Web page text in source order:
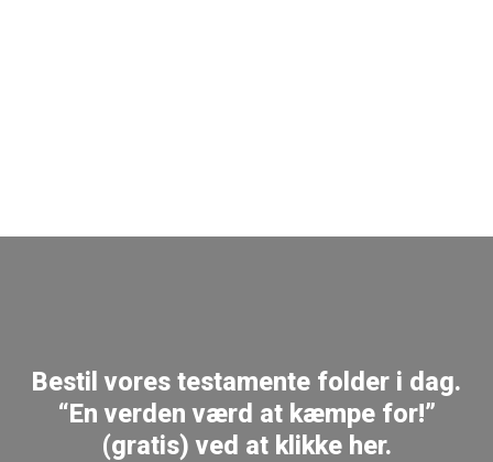
Bestil vores testamente folder i dag.
“En verden værd at kæmpe for!”
(gratis) ved at klikke her.